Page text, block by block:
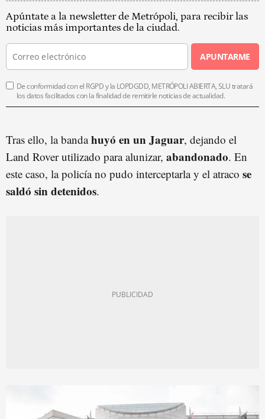
Apúntate a la newsletter de Metrópoli, para recibir las
noticias más importantes de la ciudad.
APUNTARME
De conformidad con el RGPD y la LOPDGDD, METRÓPOLI ABIERTA, SLU tratará
los datos facilitados con la finalidad de remitirle noticias de actualidad.
Tras ello, la bandahuyó en un Jaguar, dejando el
Land Rover utilizado para alunizar, abandonado. En
este caso, la policía no pudo interceptarla y el atraco se
saldó sin detenidos.